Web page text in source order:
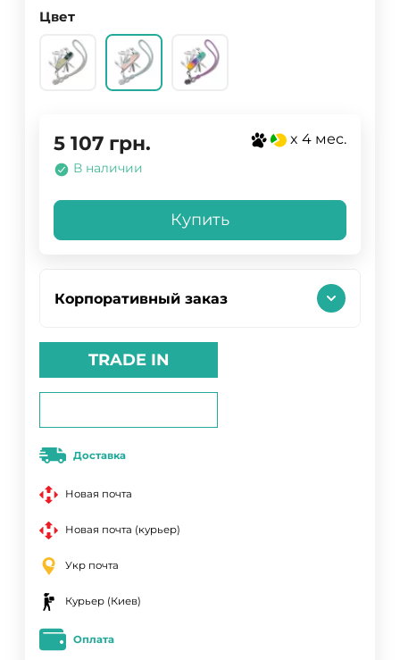
Цвет
5 107 грн. x 4 мес.
В наличии
Купить
Корпоративный заказ
TRADE IN
Доставка
Новая почта
Новая почта (курьер)
Укр почта
Курьер (Киев)
Оплата